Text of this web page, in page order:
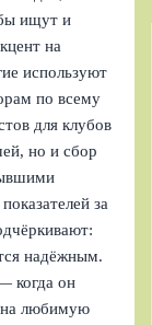
ищут и
на
используют
по всему
для клубов
но и сбор
за
надёжным.
когда он
на любимую